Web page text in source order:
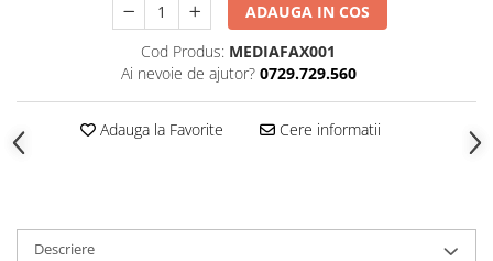
ADAUGA IN COS
Cod Produs: MEDIAFAX001
Ai nevoie de ajutor? 0729.729.560
Adauga la Favorite Cere informatii
Descriere